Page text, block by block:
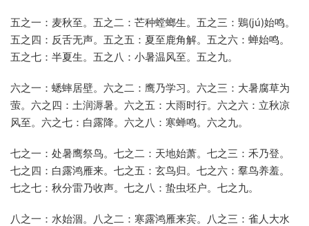
五之一：麦秋至。五之二：芒种螳螂生。五之三：鶪(jú)始鸣。
五之四：反舌无声。五之五：夏至鹿角解。五之六：蝉始鸣。
五之七：半夏生。五之八：小暑温风至。五之九。
六之一：蟋蟀居壁。六之二：鹰乃学习。六之三：大暑腐草为
萤。六之四：土润溽暑。六之五：大雨时行。六之六：立秋凉
风至。六之七：白露降。六之八：寒蝉鸣。六之九。
七之一：处暑鹰祭鸟。七之二：天地始萧。七之三：禾乃登。
七之四：白露鸿雁来。七之五：玄鸟归。七之六：羣鸟养羞。
七之七：秋分雷乃收声。七之八：蛰虫坯户。七之九。
八之一：水始涸。八之二：寒露鸿雁来宾。八之三：雀人大水